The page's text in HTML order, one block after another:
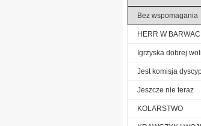
Bez wspomagania
HERR W
Igrzyska dobrej woli
Jest komisja
Jeszcze nie teraz
KOLARSTWO